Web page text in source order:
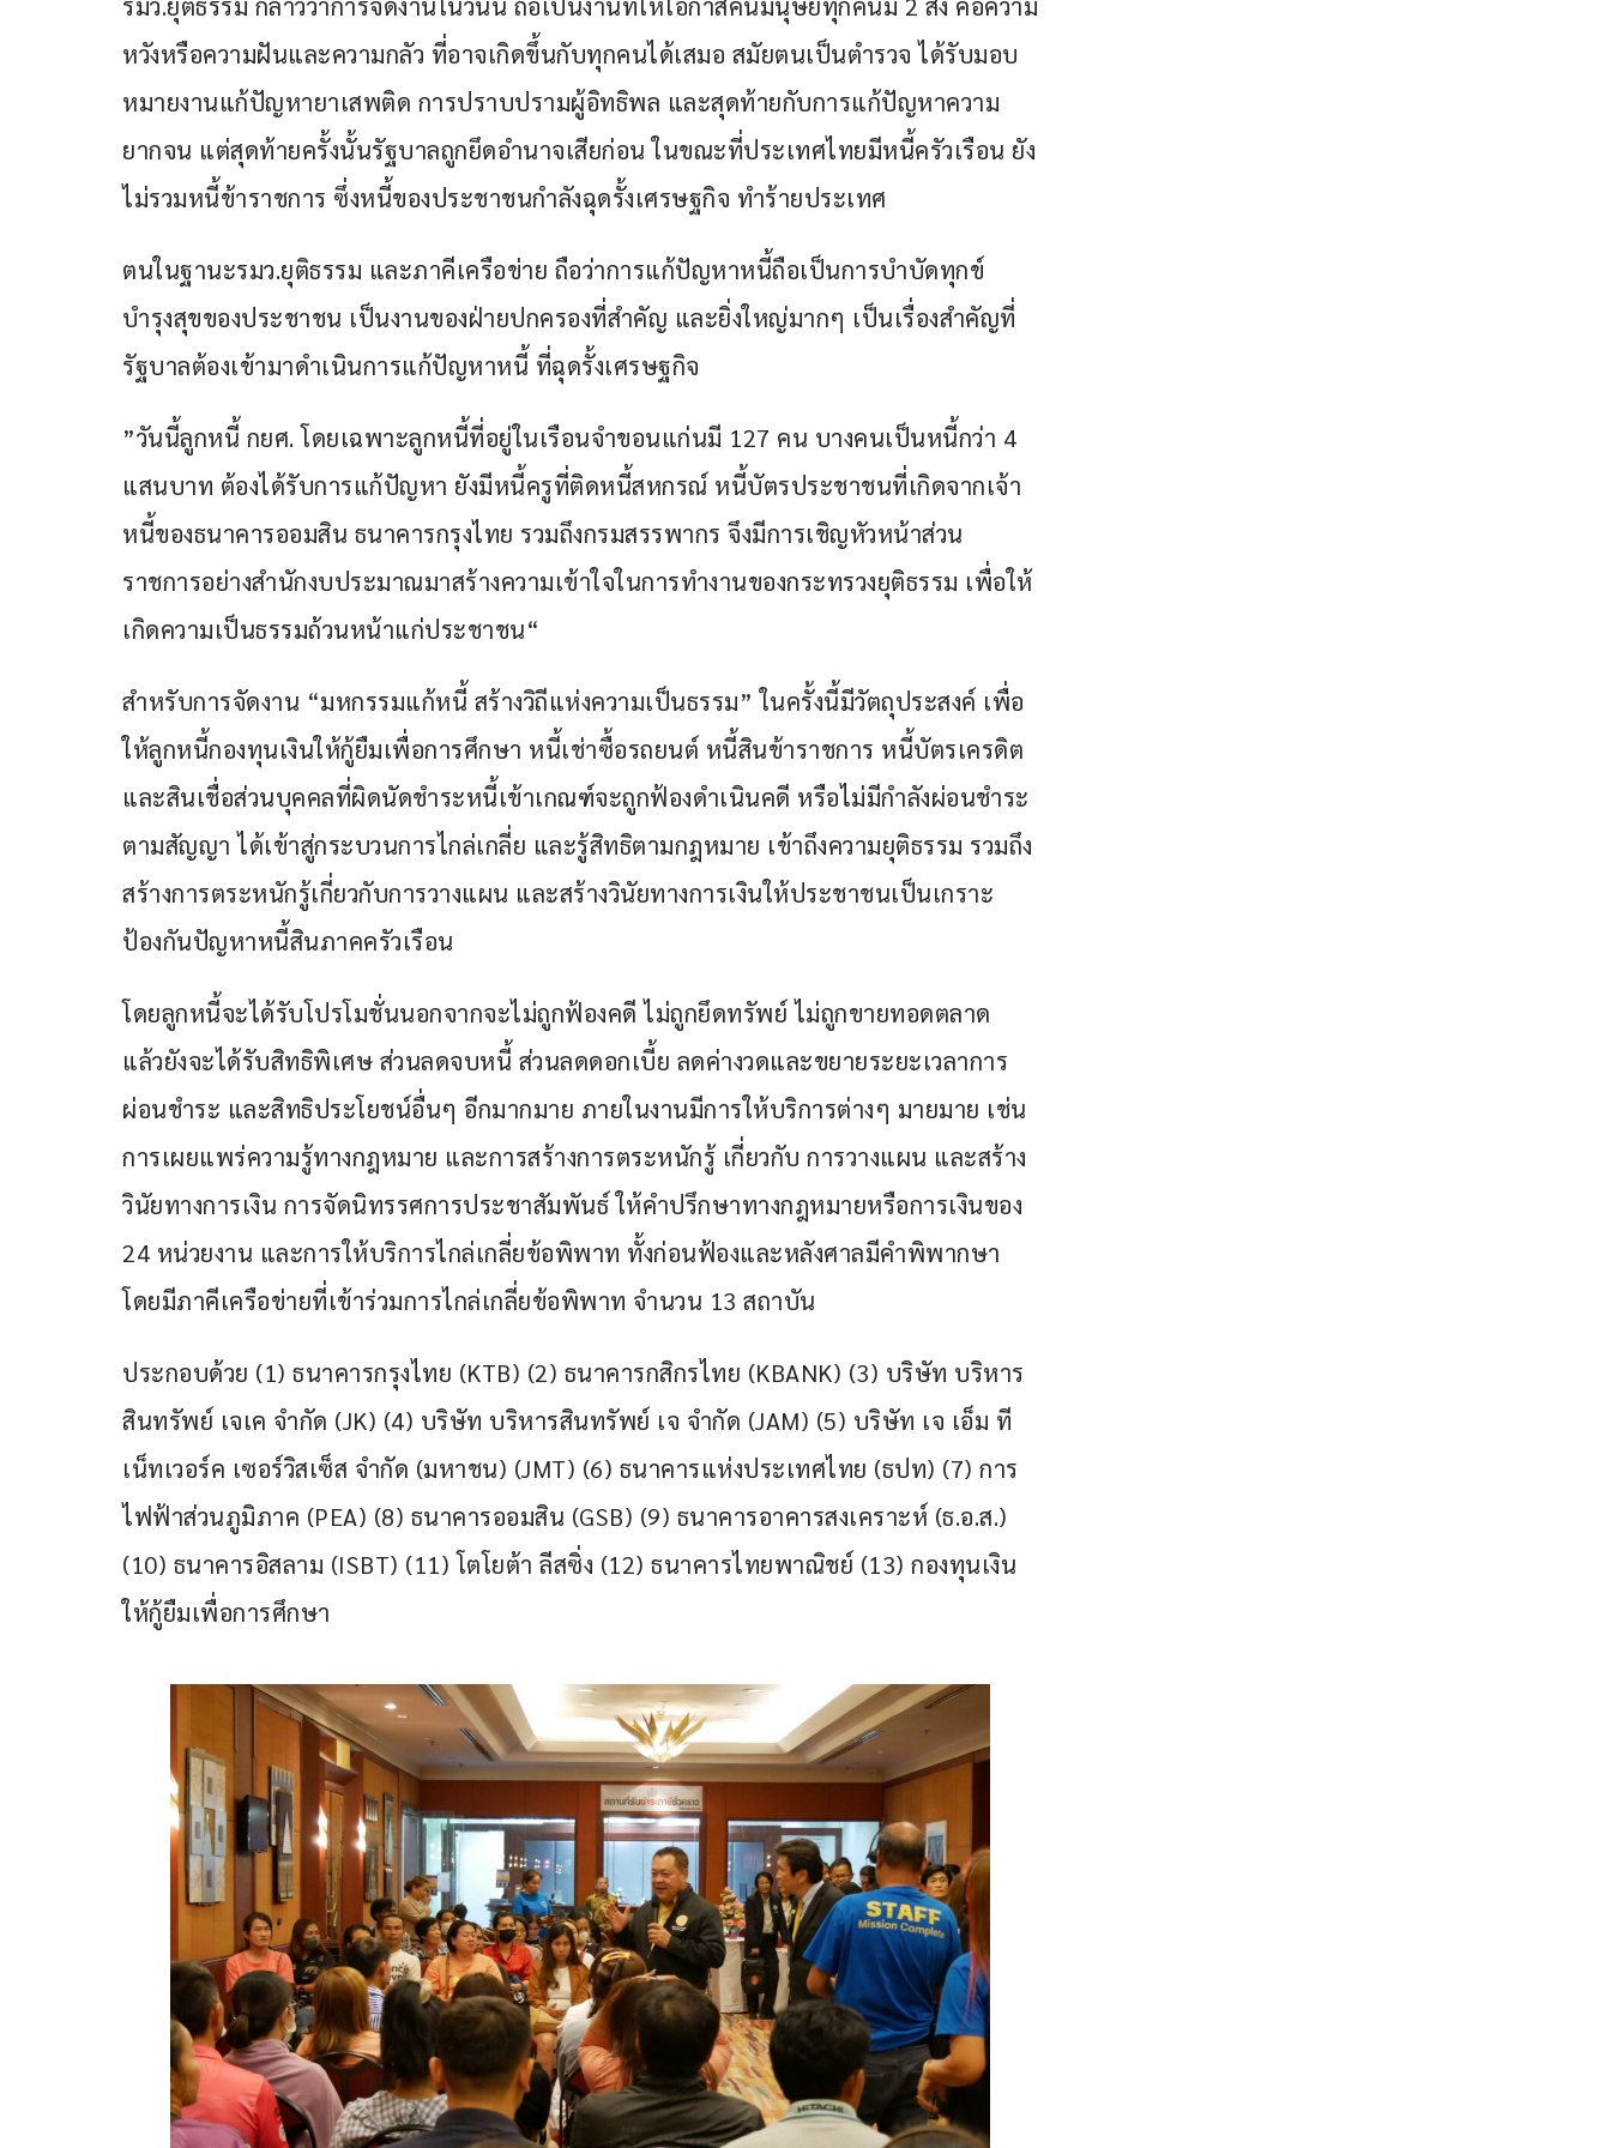
หวังหรือความฝันและความกลัว ที่อาจเกิดขึ้นกับทุกคนได้เสมอ สมัยตนเป็นตำรวจ ได้รับมอบ
หมายงานแก้ปัญหายาเสพติด การปราบปรามผู้อิทธิพล และสุดท้ายกับการแก้ปัญหาความ
ยากจน แต่สุดท้ายครั้งนั้นรัฐบาลถูกยึดอำนาจเสียก่อน ในขณะที่ประเทศไทยมีหนี้ครัวเรือน ยัง
ไม่รวมหนี้ข้าราชการ ซึ่งหนี้ของประชาชนกำลังฉุดรั้งเศรษฐกิจ ทำร้ายประเทศ
ตนในฐานะรมว.ยุติธรรม และภาคีเครือข่าย ถือว่าการแก้ปัญหาหนี้ถือเป็นการบำบัดทุกข์
บำรุงสุขของประชาชน เป็นงานของฝ่ายปกครองที่สำคัญ และยิ่งใหญ่มากๆ เป็นเรื่องสำคัญที่
รัฐบาลต้องเข้ามาดำเนินการแก้ปัญหาหนี้ ที่ฉุดรั้งเศรษฐกิจ
”วันนี้ลูกหนี้ กยศ. โดยเฉพาะลูกหนี้ที่อยู่ในเรือนจำขอนแก่นมี 127 คน บางคนเป็นหนี้กว่า 4
แสนบาท ต้องได้รับการแก้ปัญหา ยังมีหนี้ครูที่ติดหนี้สหกรณ์ หนี้บัตรประชาชนที่เกิดจากเจ้า
หนี้ของธนาคารออมสิน ธนาคารกรุงไทย รวมถึงกรมสรรพากร จึงมีการเชิญหัวหน้าส่วน
ราชการอย่างสำนักงบประมาณมาสร้างความเข้าใจในการทำงานของกระทรวงยุติธรรม เพื่อให้
เกิดความเป็นธรรมถ้วนหน้าแก่ประชาชน“
สำหรับการจัดงาน “มหกรรมแก้หนี้ สร้างวิถีแห่งความเป็นธรรม” ในครั้งนี้มีวัตถุประสงค์ เพื่อ
ให้ลูกหนี้กองทุนเงินให้กู้ยืมเพื่อการศึกษา หนี้เช่าซื้อรถยนต์ หนี้สินข้าราชการ หนี้บัตรเครดิต
และสินเชื่อส่วนบุคคลที่ผิดนัดชำระหนี้เข้าเกณฑ์จะถูกฟ้องดำเนินคดี หรือไม่มีกำลังผ่อนชำระ
ตามสัญญา ได้เข้าสู่กระบวนการไกล่เกลี่ย และรู้สิทธิตามกฎหมาย เข้าถึงความยุติธรรม รวมถึง
สร้างการตระหนักรู้เกี่ยวกับการวางแผน และสร้างวินัยทางการเงินให้ประชาชนเป็นเกราะ
ป้องกันปัญหาหนี้สินภาคครัวเรือน
โดยลูกหนี้จะได้รับโปรโมชั่นนอกจากจะไม่ถูกฟ้องคดี ไม่ถูกยึดทรัพย์ ไม่ถูกขายทอดตลาด
แล้วยังจะได้รับสิทธิพิเศษ ส่วนลดจบหนี้ ส่วนลดดอกเบี้ย ลดค่างวดและขยายระยะเวลาการ
ผ่อนชำระ และสิทธิประโยชน์อื่นๆ อีกมากมาย ภายในงานมีการให้บริการต่างๆ มายมาย เช่น
การเผยแพร่ความรู้ทางกฎหมาย และการสร้างการตระหนักรู้ เกี่ยวกับ การวางแผน และสร้าง
วินัยทางการเงิน การจัดนิทรรศการประชาสัมพันธ์ ให้คำปรึกษาทางกฎหมายหรือการเงินของ
24 หน่วยงาน และการให้บริการไกล่เกลี่ยข้อพิพาท ทั้งก่อนฟ้องและหลังศาลมีคำพิพากษา
โดยมีภาคีเครือข่ายที่เข้าร่วมการไกล่เกลี่ยข้อพิพาท จำนวน 13 สถาบัน
ประกอบด้วย (1) ธนาคารกรุงไทย (KTB) (2) ธนาคารกสิกรไทย (KBANK) (3) บริษัท บริหาร
สินทรัพย์ เจเค จำกัด (JK) (4) บริษัท บริหารสินทรัพย์ เจ จำกัด (JAM) (5) บริษัท เจ เอ็ม ที
เน็ทเวอร์ค เซอร์วิสเซ็ส จำกัด (มหาชน) (JMT) (6) ธนาคารแห่งประเทศไทย (ธปท) (7) การ
ไฟฟ้าส่วนภูมิภาค (PEA) (8) ธนาคารออมสิน (GSB) (9) ธนาคารอาคารสงเคราะห์ (ธ.อ.ส.)
(10) ธนาคารอิสลาม (ISBT) (11) โตโยต้า ลีสซิ่ง (12) ธนาคารไทยพาณิชย์ (13) กองทุนเงิน
ให้กู้ยืมเพื่อการศึกษา